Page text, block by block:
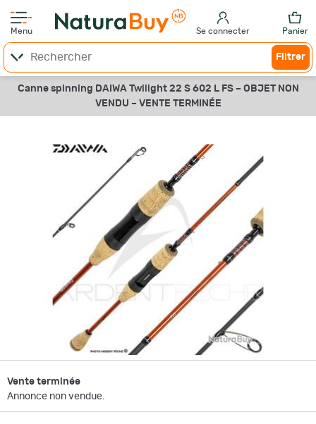
Menu Se connecter Panier
Filtrer
Canne spinning DAIWA Twilight 22 S 602 L FS – OBJET NON
VENDU – VENTE TERMINÉE
Vente terminée
Annonce non vendue.